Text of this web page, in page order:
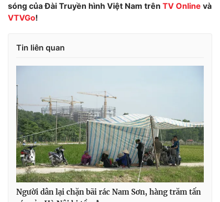
Cơ quan chủ quản:Đài Truyền hình Việt Nam
Cơ quan báo chí:Thời báo VTV
Giấy phép hoạt động báo in và báo điện tử số 483/GP-BTTTT
cấp ngày 29/12/2023
Tổng Biên tập:Vũ Thanh Thủy
Phó Tổng Biên tập:Nguyễn Thị Mỹ Hạnh, Phạm Quốc Thắng,
Nguyễn Trọng Ninh
Tổng đài VTV: 024.38 355 931 - 024.38 355 932
sóng của Đài Truyền hình Việt Nam trên TV Online và
VTVGo!
Tin liên quan
Người dân lại chặn bãi rác Nam Sơn, hàng trăm tấn